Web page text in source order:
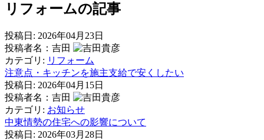
リフォームの記事
投稿日: 2026年04月23日
投稿者名：吉田
カテゴリ: リフォーム
注意点・キッチンを施主支給で安くしたい
投稿日: 2026年04月15日
投稿者名：吉田
カテゴリ: お知らせ
中東情勢の住宅への影響について
投稿日: 2026年03月28日